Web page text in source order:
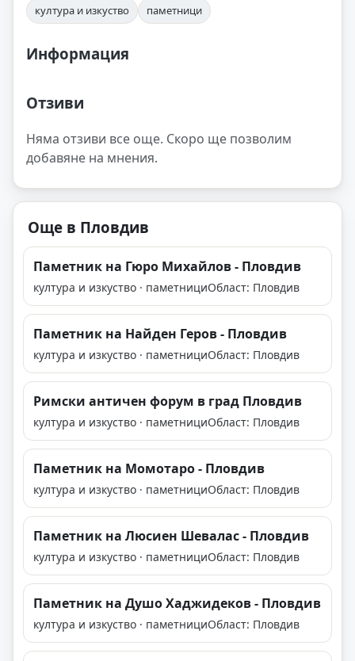
култура и изкуство паметници
Информация
Отзиви
Няма отзиви все още. Скоро ще позволим
добавяне на мнения.
Още в Пловдив
Паметник на Гюро Михайлов - Пловдив
култура и изкуство · паметнициОбласт: Пловдив
Паметник на Найден Геров - Пловдив
култура и изкуство · паметнициОбласт: Пловдив
Римски античен форум в град Пловдив
култура и изкуство · паметнициОбласт: Пловдив
Паметник на Момотаро - Пловдив
култура и изкуство · паметнициОбласт: Пловдив
Паметник на Люсиен Шевалас - Пловдив
култура и изкуство · паметнициОбласт: Пловдив
Паметник на Душо Хаджидеков - Пловдив
култура и изкуство · паметнициОбласт: Пловдив